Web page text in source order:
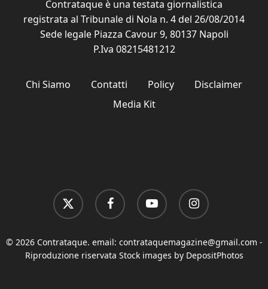
Contrataque è una testata giornalistica
registrata al Tribunale di Nola n. 4 del 26/08/2014
Sede legale Piazza Cavour 9, 80137 Napoli
P.Iva 08215481212
Chi Siamo Contatti Policy
Disclaimer
Media Kit
x-
twitter
facebook youtube instagram
© 2026 Contrataque. email: contrataquemagazine@gmail.com -
Riproduzione riservata Stock images by DepositPhotos